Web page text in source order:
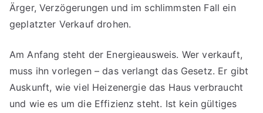
Ärger, Verzögerungen und im schlimmsten Fall ein
geplatzter Verkauf drohen.
Am Anfang steht der Energieausweis. Wer verkauft,
muss ihn vorlegen – das verlangt das Gesetz. Er gibt
Auskunft, wie viel Heizenergie das Haus verbraucht
und wie es um die Effizienz steht. Ist kein gültiges